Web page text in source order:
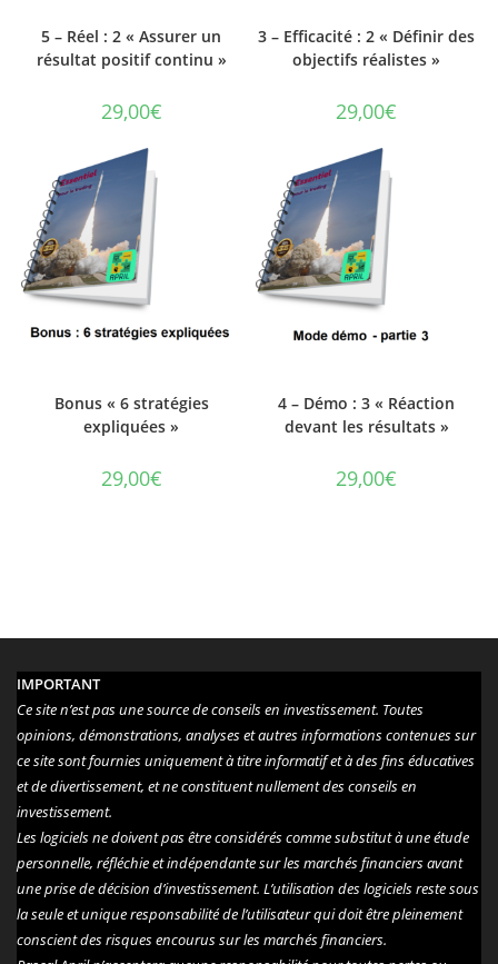
5 – Réel : 2 « Assurer un
résultat positif continu »
29,00€
3 – Efficacité : 2 « Définir des
objectifs réalistes »
29,00€
Bonus « 6 stratégies
expliquées »
29,00€
4 – Démo : 3 « Réaction
devant les résultats »
29,00€
IMPORTANT
Ce site n’est pas une source de conseils en investissement. Toutes
opinions, démonstrations, analyses et autres informations contenues sur
ce site sont fournies uniquement à titre informatif et à des fins éducatives
et de divertissement, et ne constituent nullement des conseils en
investissement.
Les logiciels ne doivent pas être considérés comme substitut à une étude
personnelle, réfléchie et indépendante sur les marchés financiers avant
une prise de décision d’investissement. L’utilisation des logiciels reste sous
la seule et unique responsabilité de l’utilisateur qui doit être pleinement
conscient des risques encourus sur les marchés financiers.